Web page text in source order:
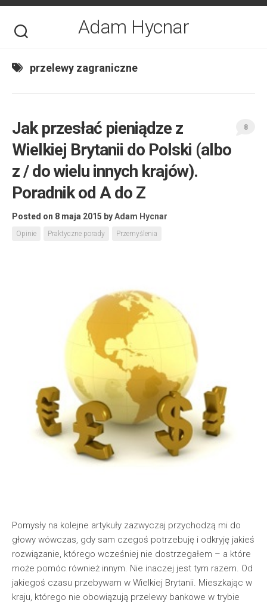
Skip
content
Adam Hycnar
przelewy zagraniczne
Jak przesłać pieniądze z
Wielkiej Brytanii do Polski (albo
z / do wielu innych krajów).
Poradnik od A do Z
Posted on 8 maja 2015 byAdam Hycnar
Opinie Praktyczne porady Przemyślenia
8
Pomysły na kolejne artykuły zazwyczaj przychodzą mi do
głowy wówczas, gdy sam czegoś potrzebuję i odkryję jakieś
rozwiązanie, którego wcześniej nie dostrzegałem – a które
może pomóc również innym. Nie inaczej jest tym razem. Od
jakiegoś czasu przebywam w Wielkiej Brytanii. Mieszkając w
kraju, którego nie obowiązują przelewy bankowe w trybie